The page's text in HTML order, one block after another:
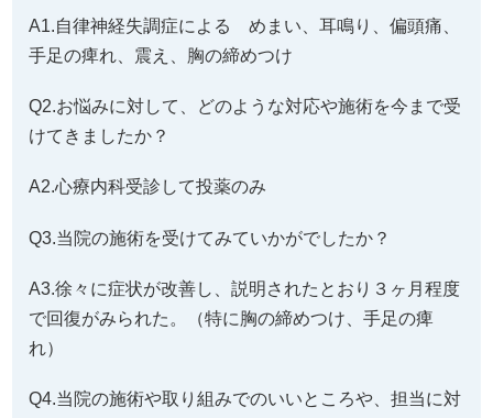
A1.自律神経失調症による めまい、耳鳴り、偏頭痛、
手足の痺れ、震え、胸の締めつけ
Q2.お悩みに対して、どのような対応や施術を今まで受
けてきましたか？
A2.心療内科受診して投薬のみ
Q3.当院の施術を受けてみていかがでしたか？
A3.徐々に症状が改善し、説明されたとおり３ヶ月程度
で回復がみられた。（特に胸の締めつけ、手足の痺
れ）
Q4.当院の施術や取り組みでのいいところや、担当に対